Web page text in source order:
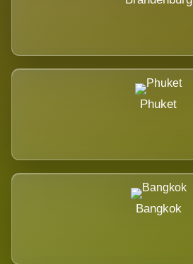
Phuket
Bangkok